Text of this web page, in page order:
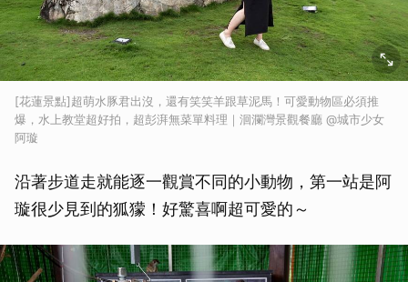
[花蓮景點]超萌水豚君出沒，還有笑笑羊跟草泥馬！可愛動物區必須推
爆，水上教堂超好拍，超彭湃無菜單料理｜洄瀾灣景觀餐廳 @城市少女
阿璇
沿著步道走就能逐一觀賞不同的小動物，第一站是阿
璇很少見到的狐獴！好驚喜啊超可愛的～